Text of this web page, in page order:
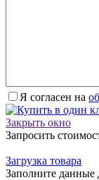
Я согласен на
Закрыть окно
Запросить
Загрузка товара
Заполните данные